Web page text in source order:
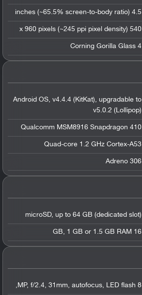
4.5 inches (~65.5% screen-to-body ratio)
540 x 960 pixels (~245 ppi pixel density)
Corning Gorilla Glass 4
Android OS, v4.4.4 (KitKat), upgradable to
v5.0.2 (Lollipop)
Qualcomm MSM8916 Snapdragon 410
Quad-core 1.2 GHz Cortex-A53
Adreno 306
microSD, up to 64 GB (dedicated slot)
16 GB, 1 GB or 1.5 GB RAM
8 MP, f/2.4, 31mm, autofocus, LED flash,